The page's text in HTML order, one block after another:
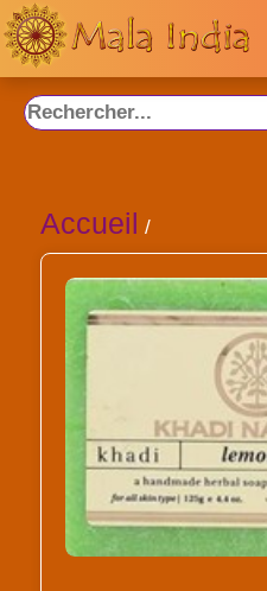
Accueil /